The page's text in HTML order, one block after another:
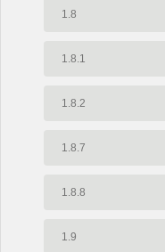
1.8
1.8.1
1.8.2
1.8.7
1.8.8
1.9